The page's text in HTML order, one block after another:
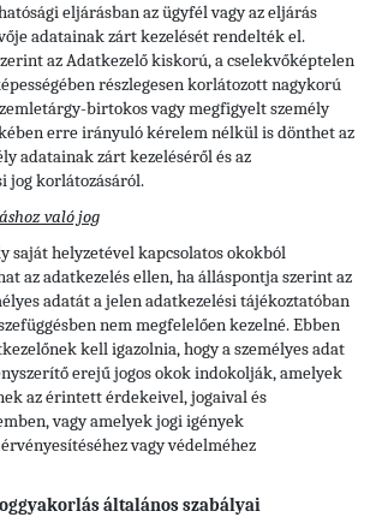
eljárásban az ügyfél vagy az eljárás
adatainak zárt kezelését rendelték el.
az Adatkezelő kiskorú, a cselekvőképtelen
részlegesen korlátozott nagykorú
birtokos vagy megfigyelt személy
erre irányuló kérelem nélkül is dönthet az
adatainak zárt kezeléséről és az
jog korlátozásáról.
való jog
saját helyzetével kapcsolatos okokból
az adatkezelés ellen, ha álláspontja szerint az
adatát a jelen adatkezelési tájékoztatóban
nem megfelelően kezelné. Ebben
kell igazolnia, hogy a személyes adat
erejű jogos okok indokolják, amelyek
az érintett érdekeivel, jogaival és
vagy amelyek jogi igények
vagy védelméhez
általános szabályai